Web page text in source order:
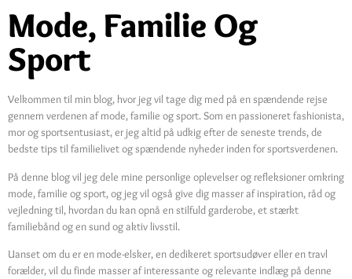
Mode, Familie Og
Sport
Velkommen til min blog, hvor jeg vil tage dig med på en spændende rejse
gennem verdenen af mode, familie og sport. Som en passioneret fashionista,
mor og sportsentusiast, er jeg altid på udkig efter de seneste trends, de
bedste tips til familielivet og spændende nyheder inden for sportsverdenen.
På denne blog vil jeg dele mine personlige oplevelser og refleksioner omkring
mode, familie og sport, og jeg vil også give dig masser af inspiration, råd og
vejledning til, hvordan du kan opnå en stilfuld garderobe, et stærkt
familiebånd og en sund og aktiv livsstil.
Uanset om du er en mode-elsker, en dedikeret sportsudøver eller en travl
forælder, vil du finde masser af interessante og relevante indlæg på denne